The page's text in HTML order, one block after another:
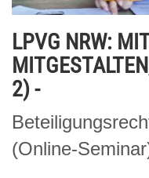
LPVG NRW:
2) -
(Online-